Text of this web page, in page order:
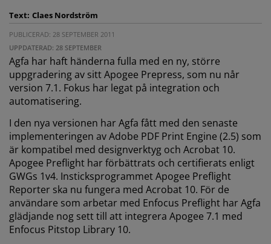
Text: Claes Nordström
PUBLICERAD: 28 SEPTEMBER 2011
UPPDATERAD: 28 SEPTEMBER
Agfa har haft händerna fulla med en ny, större
uppgradering av sitt Apogee Prepress, som nu når
version 7.1. Fokus har legat på integration och
automatisering.
I den nya versionen har Agfa fått med den senaste
implementeringen av Adobe PDF Print Engine (2.5) som
är kompatibel med designverktyg och Acrobat 10.
Apogee Preflight har förbättrats och certifierats enligt
GWGs 1v4. Insticksprogrammet Apogee Preflight
Reporter ska nu fungera med Acrobat 10. För de
användare som arbetar med Enfocus Preflight har Agfa
glädjande nog sett till att integrera Apogee 7.1 med
Enfocus Pitstop Library 10.